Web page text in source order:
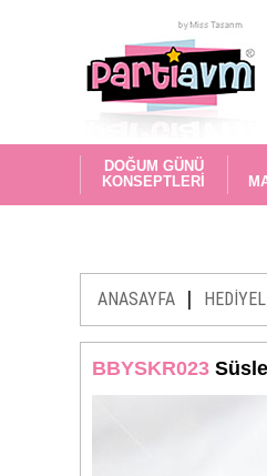
DOĞUM GÜNÜ
KONSEPTLERİ
ANASAYFA |
BBYSKR023